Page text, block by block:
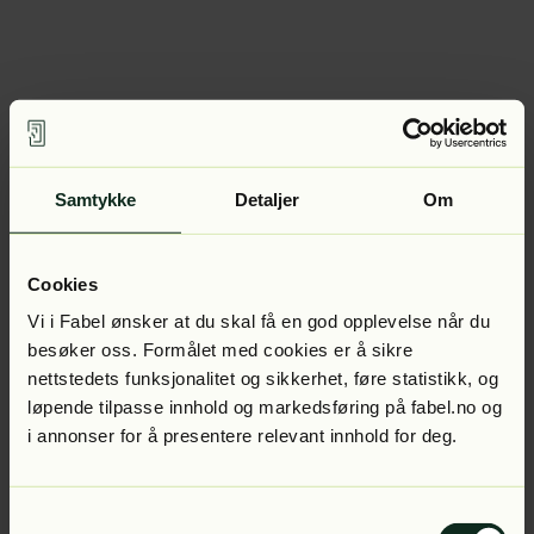
Samtykke Detaljer Om
Cookies
Vi i Fabel ønsker at du skal få en god opplevelse når du
besøker oss. Formålet med cookies er å sikre
nettstedets funksjonalitet og sikkerhet, føre statistikk, og
løpende tilpasse innhold og markedsføring på fabel.no og
i annonser for å presentere relevant innhold for deg.